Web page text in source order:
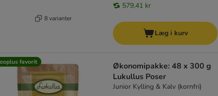
8 varianter
579,41 kr
Læg i kurv
favorit
Økonomipakke: 48 x 300 g
Lukullus Poser
Junior Kylling & Kalv (kornfri)